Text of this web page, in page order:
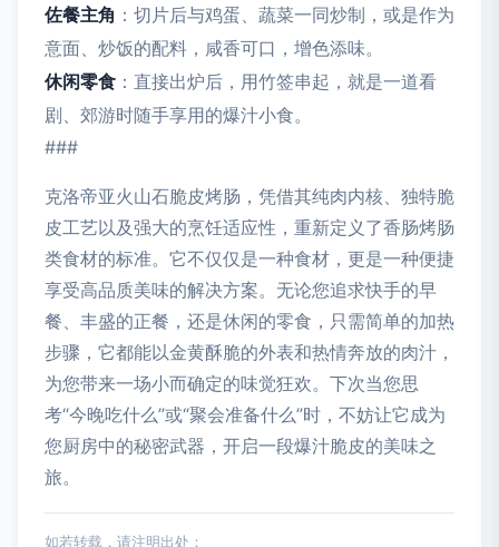
佐餐主角 ：切片后与鸡蛋、蔬菜一同炒制，或是作为
意面、炒饭的配料，咸香可口，增色添味。
休闲零食 ：直接出炉后，用竹签串起，就是一道看
剧、郊游时随手享用的爆汁小食。
###
克洛帝亚火山石脆皮烤肠，凭借其纯肉内核、独特脆
皮工艺以及强大的烹饪适应性，重新定义了香肠烤肠
类食材的标准。它不仅仅是一种食材，更是一种便捷
享受高品质美味的解决方案。无论您追求快手的早
餐、丰盛的正餐，还是休闲的零食，只需简单的加热
步骤，它都能以金黄酥脆的外表和热情奔放的肉汁，
为您带来一场小而确定的味觉狂欢。下次当您思
考“今晚吃什么”或“聚会准备什么”时，不妨让它成为
您厨房中的秘密武器，开启一段爆汁脆皮的美味之
旅。
如若转载，请注明出处：